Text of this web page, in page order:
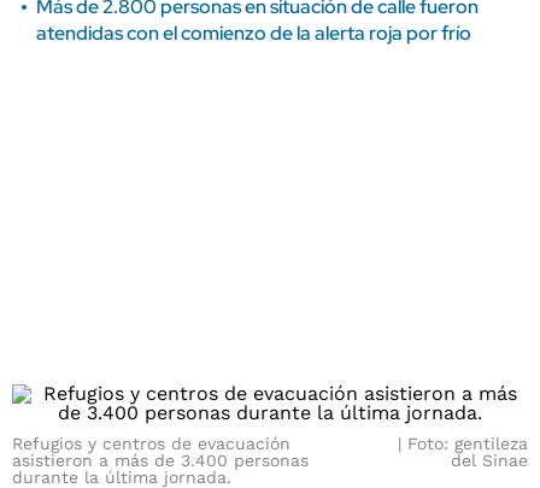
Más de 2.800 personas en situación de calle fueron
atendidas con el comienzo de la alerta roja por frío
Refugios y centros de evacuación
asistieron a más de 3.400 personas
durante la última jornada.
Foto: gentileza
del Sinae